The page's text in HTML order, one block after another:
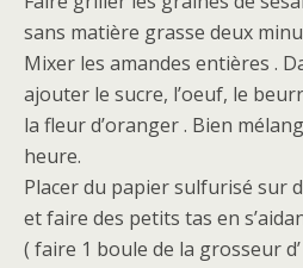
sans matière grasse deux
Mixer les amandes entières .
ajouter le sucre, l’oeuf, le
la fleur d’oranger . Bien
heure.
Placer du papier sulfurisé sur
et faire des petits tas en
( faire 1 boule de la grosseur